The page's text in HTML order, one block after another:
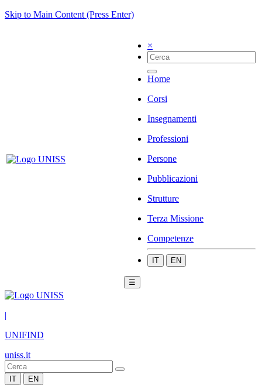
Skip to Main Content (Press Enter)
×
Home
Corsi
Insegnamenti
Professioni
Persone
Pubblicazioni
Strutture
Terza Missione
Competenze
IT EN
☰
|
UNIFIND
uniss.it
IT EN